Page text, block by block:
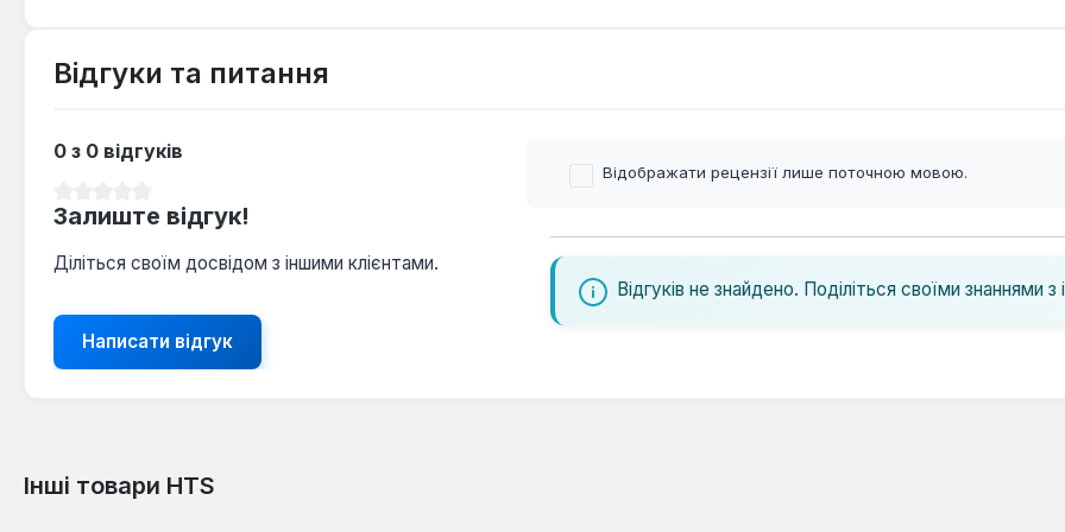
Відгуки та питання
0 з 0 відгуків
Залиште відгук!
Діліться своїм досвідом з іншими клієнтами.
Написати відгук
Відображати рецензії лише поточною мовою.
Відгуків не знайдено. Поділіться своїми знаннями з
Інші товари HTS